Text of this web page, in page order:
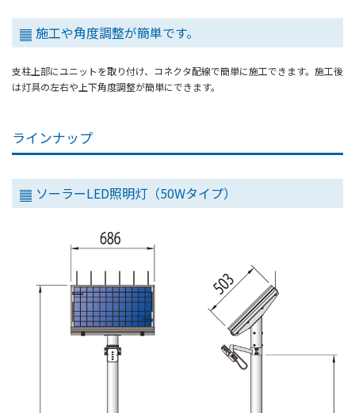
施工や角度調整が簡単です。
支柱上部にユニットを取り付け、コネクタ配線で簡単に施工できます。施工後
は灯具の左右や上下角度調整が簡単にできます。
ラインナップ
ソーラーLED照明灯（50Wタイプ）